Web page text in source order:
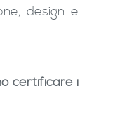
design e
certificare i